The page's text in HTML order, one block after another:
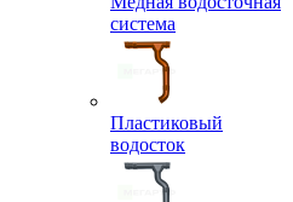
система
Пластиковый
водосток